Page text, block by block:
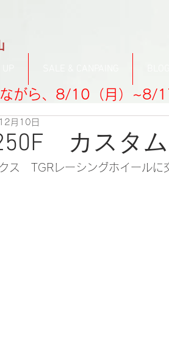
がら、8/10（月）~8/
カスタム
月10日
ス　TGRレーシングホイールに